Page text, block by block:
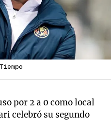
por 2 a 0 como local
celebró su segundo